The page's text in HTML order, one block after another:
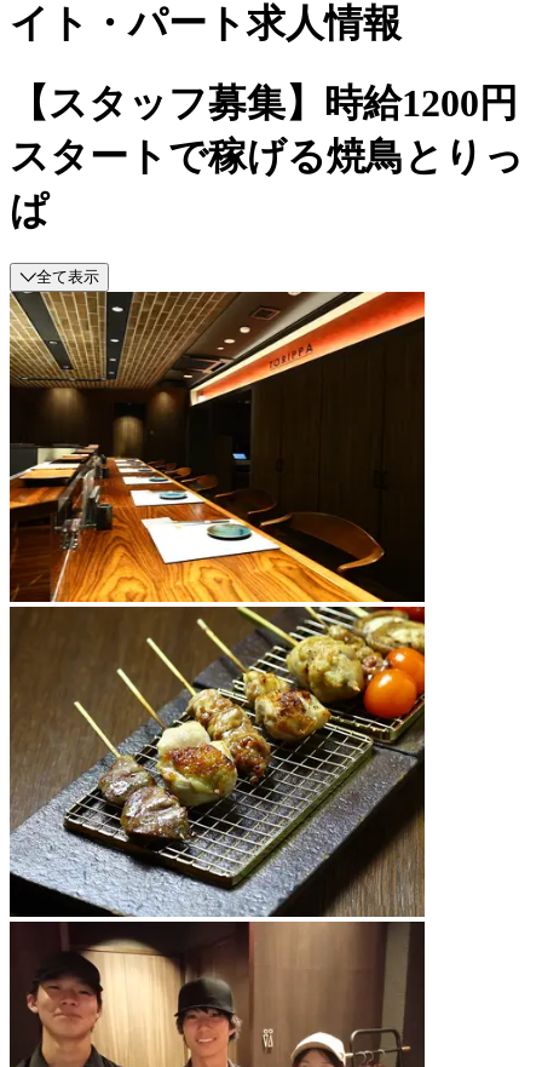
イト・パート求人情報
【スタッフ募集】時給1200円
スタートで稼げる焼鳥とりっ
ぱ
全て表示